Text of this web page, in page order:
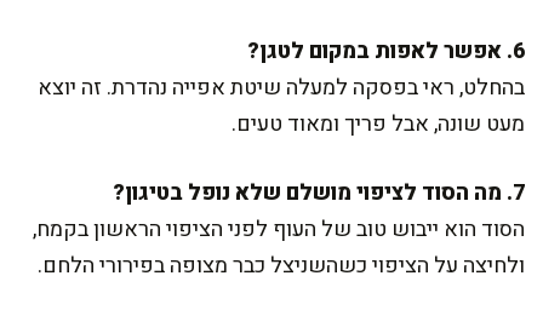
6. אפשר לאפות במקום לטגן?
בהחלט, ראי בפסקה למעלה שיטת אפייה נהדרת. זה יוצא
מעט שונה, אבל פריך ומאוד טעים.
7. מה הסוד לציפוי מושלם שלא נופל בטיגון?
הסוד הוא ייבוש טוב של העוף לפני הציפוי הראשון בקמח,
ולחיצה על הציפוי כשהשניצל כבר מצופה בפירורי הלחם.